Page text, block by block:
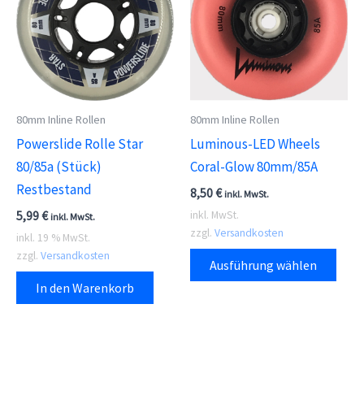
können
auf
der
Produktseite
werden
80mm Inline Rollen
Powerslide Rolle Star
80/85a (Stück)
Restbestand
5,99€ inkl. MwSt.
inkl. 19 % MwSt.
zzgl. Versandkosten
In den Warenkorb
80mm Inline Rollen
Luminous-LED Wheels
Coral-Glow 80mm/85A
8,50€ inkl. MwSt.
inkl. MwSt.
zzgl. Versandkosten
Ausführung wählen